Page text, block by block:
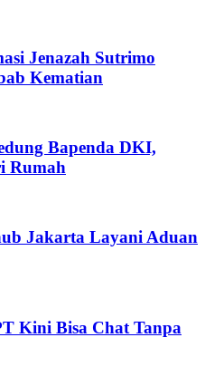
Jenazah Sutrimo
Kematian
Bapenda DKI,
Rumah
Jakarta Layani Aduan
Kini Bisa Chat Tanpa